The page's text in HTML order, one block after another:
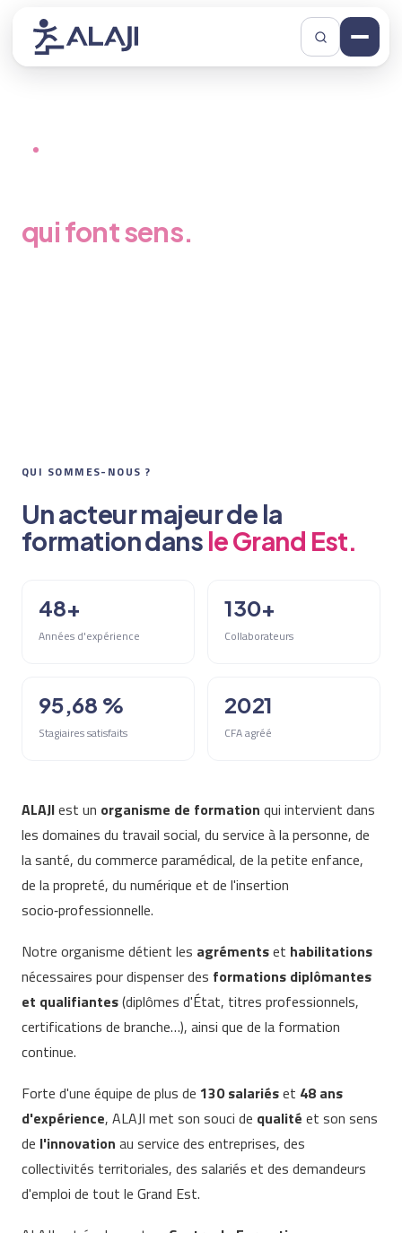
qui font sens.
QUI SOMMES-NOUS ?
Un acteur majeur de la
formation dans le Grand Est.
48+
Années d'expérience
130+
Collaborateurs
95,68 %
Stagiaires satisfaits
2021
CFA agréé
ALAJIest un organisme de formation qui intervient dans
les domaines du travail social, du service à la personne, de
la santé, du commerce paramédical, de la petite enfance,
de la propreté, du numérique et de l'insertion
socio‑professionnelle.
Notre organisme détient les agrémentset habilitations
nécessaires pour dispenser des formations diplômantes
et qualifiantes(diplômes d'État, titres professionnels,
certifications de branche…), ainsi que de la formation
continue.
Forte d'une équipe de plus de 130 salariéset 48 ans
d'expérience, ALAJI met son souci de qualité et son sens
de l'innovation au service des entreprises, des
collectivités territoriales, des salariés et des demandeurs
d'emploi de tout le Grand Est.